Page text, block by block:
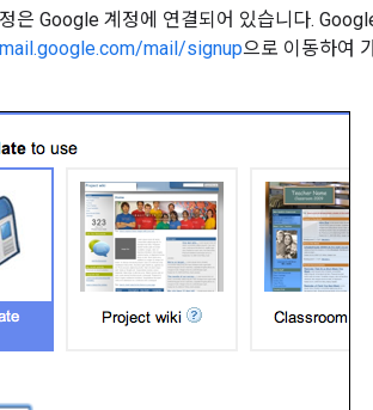
은 Google 계정에 연결되어 있습니다.
mail/signup으로 이동하여